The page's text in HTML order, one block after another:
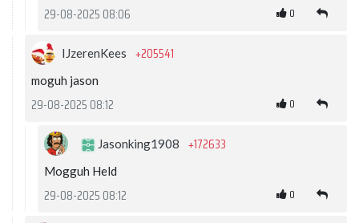
29-08-2025 08:06 0
IJzerenKees +205541
moguh jason
29-08-2025 08:12 0
Jasonking1908 +172633
Mogguh Held
29-08-2025 08:12 0